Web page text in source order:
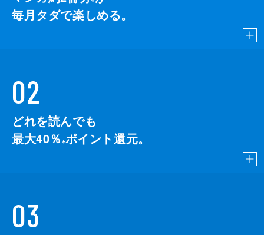
毎月タダで楽しめる。
02
どれを読んでも
最大40％ ※ポイント還元。
03